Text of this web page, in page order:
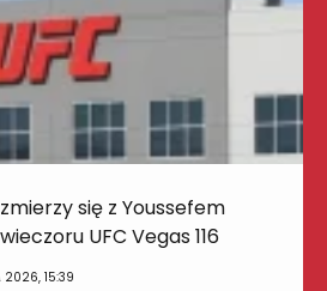
się z Youssefem
UFC Vegas 116
2026, 15:39